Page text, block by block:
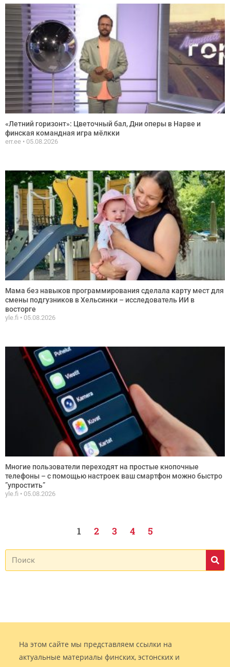
«Летний горизонт»: Цветочный бал, Дни оперы в Нарве и
финская командная игра мёлкки
err.ee 05.08.2026
Мама без навыков программирования сделала карту мест для
смены подгузников в Хельсинки – исследователь ИИ в
восторге
yle.fi 05.08.2026
Многие пользователи переходят на простые кнопочные
телефоны – с помощью настроек ваш смартфон можно быстро
”упростить”
yle.fi 05.08.2026
1 2 3 4 5
На этом сайте мы представляем ссылки на
актуальные материалы финских, эстонских и